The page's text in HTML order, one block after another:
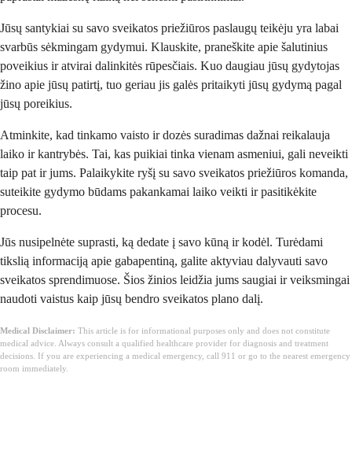
Jūsų santykiai su savo sveikatos priežiūros paslaugų teikėju yra labai
svarbūs sėkmingam gydymui. Klauskite, praneškite apie šalutinius
poveikius ir atvirai dalinkitės rūpesčiais. Kuo daugiau jūsų gydytojas
žino apie jūsų patirtį, tuo geriau jis galės pritaikyti jūsų gydymą pagal
jūsų poreikius.
Atminkite, kad tinkamo vaisto ir dozės suradimas dažnai reikalauja
laiko ir kantrybės. Tai, kas puikiai tinka vienam asmeniui, gali neveikti
taip pat ir jums. Palaikykite ryšį su savo sveikatos priežiūros komanda,
suteikite gydymo būdams pakankamai laiko veikti ir pasitikėkite
procesu.
Jūs nusipelnėte suprasti, ką dedate į savo kūną ir kodėl. Turėdami
tikslią informaciją apie gabapentiną, galite aktyviau dalyvauti savo
sveikatos sprendimuose. Šios žinios leidžia jums saugiai ir veiksmingai
naudoti vaistus kaip jūsų bendro sveikatos plano dalį.
Medical Disclaimer: This article is for informational purposes only and does not constitute
medical advice. Always consult a qualified healthcare provider for diagnosis and treatment
decisions. If you are experiencing a medical emergency, call 911 or go to the nearest emergency
room immediately.